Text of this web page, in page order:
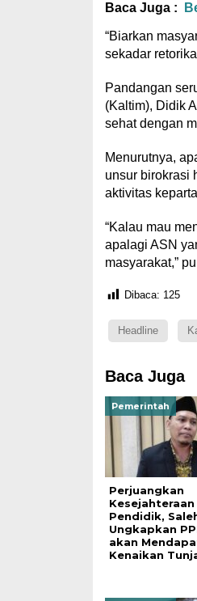
Baca Juga :
“Biarkan
sekadar
Pandangan
(Kaltim), Didik
sehat dengan
Menurutnya,
unsur birokrasi
aktivitas
“Kalau mau
apalagi ASN
masyarakat,”
Dibaca: 125
Headline
Baca Juga
Pemerintah
Perjuangkan
Kesejahteraan
Pendidik,
Ungkapkan
akan
Kenaikan